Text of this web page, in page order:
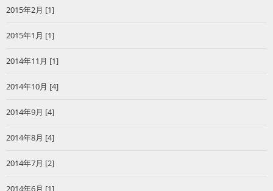
2015年2月 [1]
2015年1月 [1]
2014年11月 [1]
2014年10月 [4]
2014年9月 [4]
2014年8月 [4]
2014年7月 [2]
2014年6月 [1]